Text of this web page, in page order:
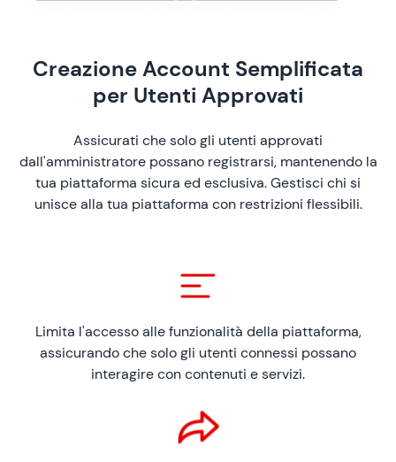
Creazione Account Semplificata
per Utenti Approvati
Assicurati che solo gli utenti approvati
dall'amministratore possano registrarsi, mantenendo la
tua piattaforma sicura ed esclusiva. Gestisci chi si
unisce alla tua piattaforma con restrizioni flessibili.
Limita l'accesso alle funzionalità della piattaforma,
assicurando che solo gli utenti connessi possano
interagire con contenuti e servizi.